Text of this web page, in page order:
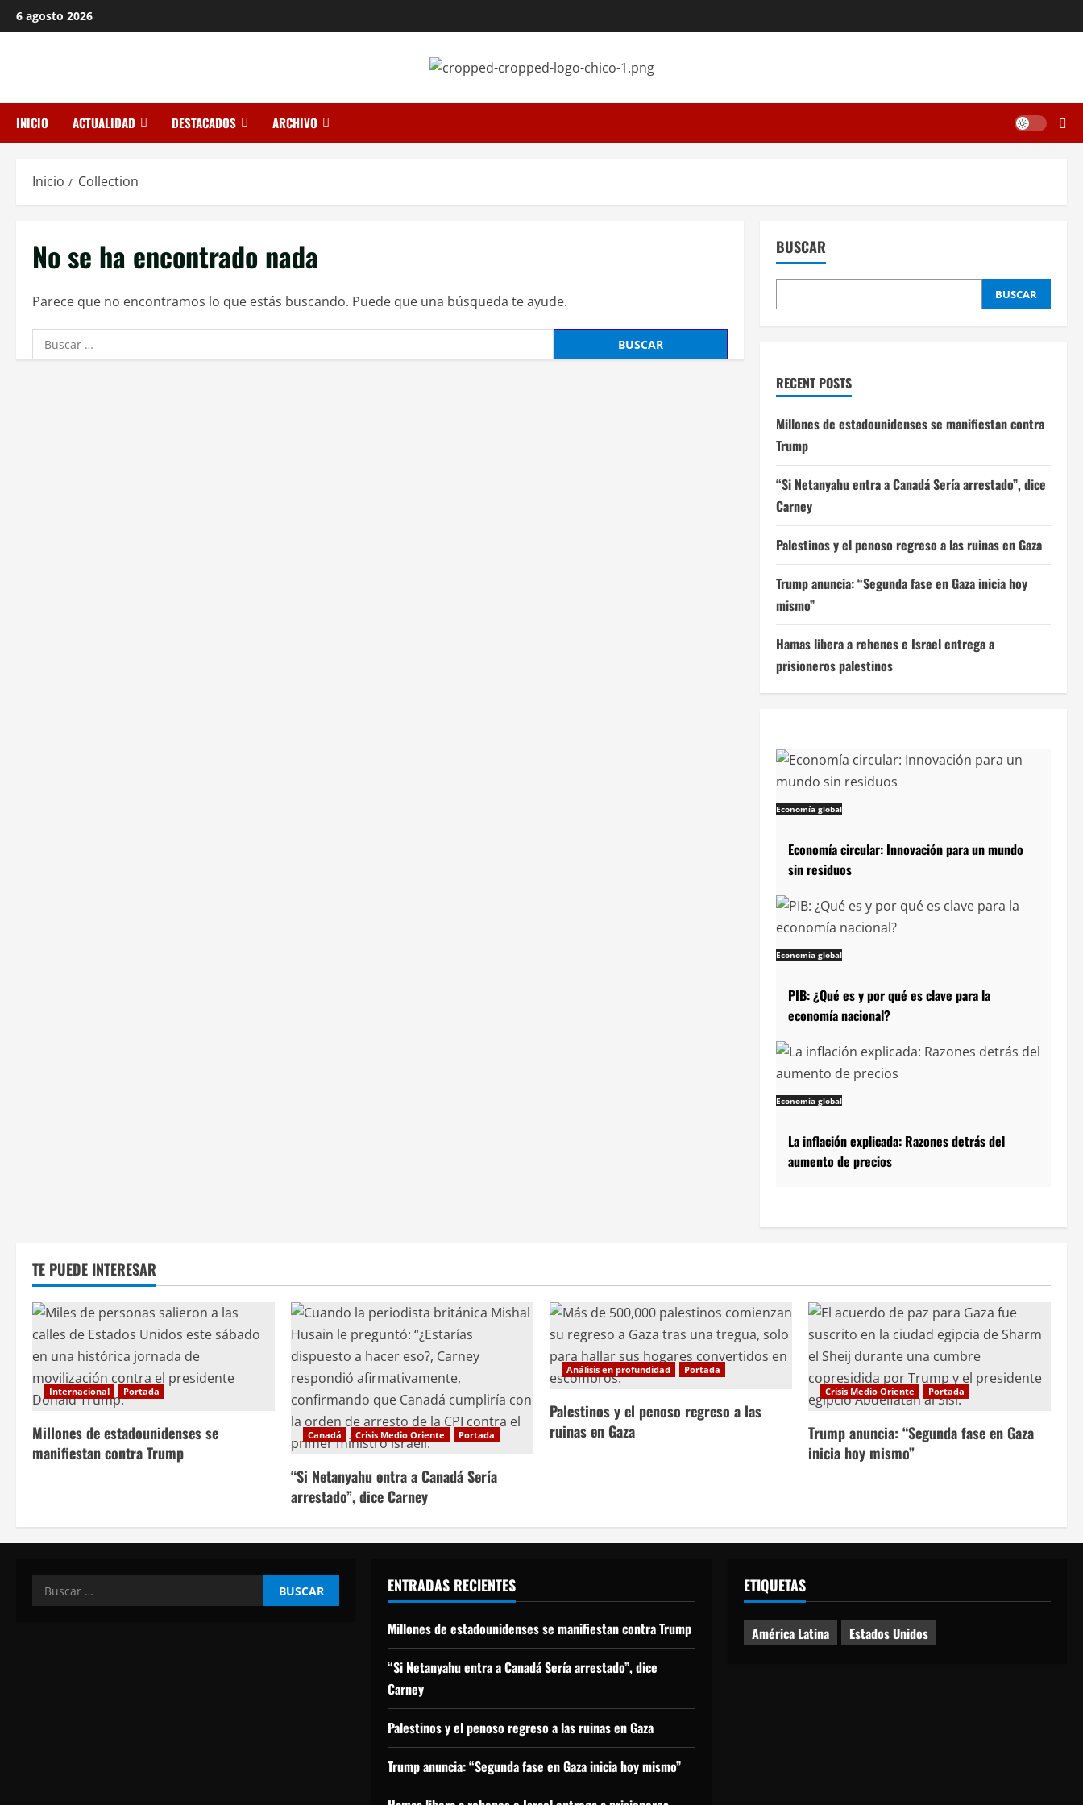
Saltar
al
6 agosto 2026
INICIO ACTUALIDAD DESTACADOS ARCHIVO
Inicio Collection
No se ha encontrado nada
Parece que no encontramos lo que estás buscando. Puede que una búsqueda te ayude.
Buscar:
BUSCAR
BUSCAR
RECENT POSTS
Millones de estadounidenses se manifiestan contra
Trump
“Si Netanyahu entra a Canadá Sería arrestado”, dice
Carney
Palestinos y el penoso regreso a las ruinas en Gaza
Trump anuncia: “Segunda fase en Gaza inicia hoy
mismo”
Hamas libera a rehenes e Israel entrega a
prisioneros palestinos
Economía global
Economía circular: Innovación para un mundo
sin residuos
Economía global
PIB: ¿Qué es y por qué es clave para la
economía nacional?
Economía global
La inflación explicada: Razones detrás del
aumento de precios
TE PUEDE INTERESAR
Internacional Portada
Millones de estadounidenses se
manifiestan contra Trump
Canadá Crisis Medio Oriente Portada
“Si Netanyahu entra a Canadá Sería
arrestado”, dice Carney
Análisis en profundidad Portada
Palestinos y el penoso regreso a las
ruinas en Gaza
Crisis Medio Oriente Portada
Trump anuncia: “Segunda fase en Gaza
inicia hoy mismo”
Buscar: ENTRADAS RECIENTES
Millones de estadounidenses se manifiestan contra Trump
“Si Netanyahu entra a Canadá Sería arrestado”, dice
Carney
Palestinos y el penoso regreso a las ruinas en Gaza
Trump anuncia: “Segunda fase en Gaza inicia hoy mismo”
ETIQUETAS
América Latina Estados Unidos